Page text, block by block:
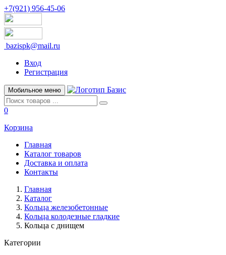
+7(921) 956-45-06
bazispk@mail.ru
Вход
Регистрация
Мобильное меню
0
Корзина
Главная
Каталог товаров
Доставка и оплата
Контакты
Главная
Каталог
Кольца железобетонные
Кольца колодезные гладкие
Кольца с днищем
Категории